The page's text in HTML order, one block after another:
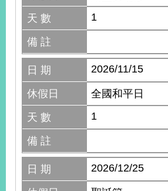
天 數
1
備 註
日 期 2026/11/15
休假日
全國和平日
天 數
1
備 註
日 期 2026/12/25